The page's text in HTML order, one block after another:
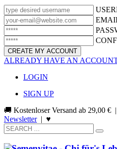
ALREADY HAVE AN
LOGIN
SIGN UP
🚚 Kostenloser Versand ab 29,00 €
Newsletter| ♥